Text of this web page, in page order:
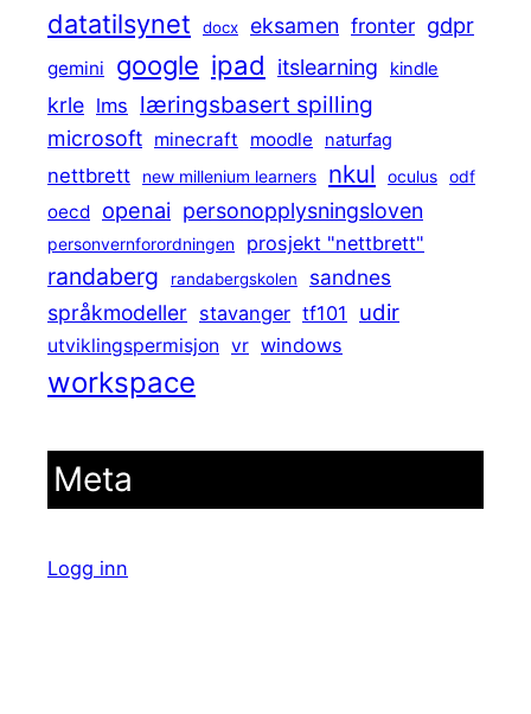
datatilsynet docx eksamen fronter gdpr
gemini google ipad itslearning kindle
krle lms læringsbasert spilling
microsoft minecraft moodle naturfag
nettbrett new millenium learners nkul oculus odf
oecd openai personopplysningsloven
personvernforordningen prosjekt "nettbrett"
randaberg randabergskolen
sandnes
språkmodeller stavanger tf101 udir
utviklingspermisjon vr windows
workspace
Meta
Logg inn